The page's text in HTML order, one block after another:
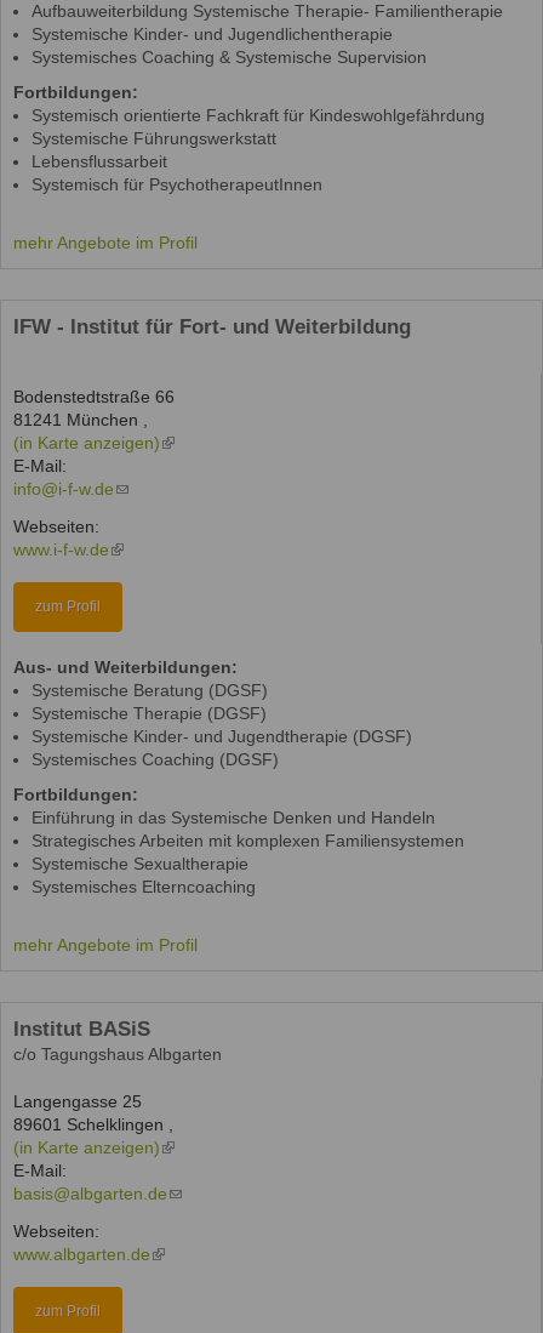
Aufbauweiterbildung Systemische Therapie- Familientherapie
Systemische Kinder- und Jugendlichentherapie
Systemisches Coaching & Systemische Supervision
Fortbildungen:
Systemisch orientierte Fachkraft für Kindeswohlgefährdung
Systemische Führungswerkstatt
Lebensflussarbeit
Systemisch für PsychotherapeutInnen
mehr Angebote im Profil
IFW - Institut für Fort- und Weiterbildung
Bodenstedtstraße 66
81241 München ,
(in Karte anzeigen)(link
E-Mail:
info@i-f-w.de(link
mail)
Webseiten:
www.i-f-w.de(link
zum Profil
Aus- und Weiterbildungen:
Systemische Beratung (DGSF)
Systemische Therapie (DGSF)
Systemische Kinder- und Jugendtherapie (DGSF)
Systemisches Coaching (DGSF)
Fortbildungen:
Einführung in das Systemische Denken und Handeln
Strategisches Arbeiten mit komplexen Familiensystemen
Systemische Sexualtherapie
Systemisches Elterncoaching
mehr Angebote im Profil
Institut BASiS
c/o Tagungshaus Albgarten
Langengasse 25
89601 Schelklingen ,
(in Karte anzeigen)(link
external)
E-Mail:
basis@albgarten.de(link
Webseiten:
www.albgarten.de(link
zum Profil